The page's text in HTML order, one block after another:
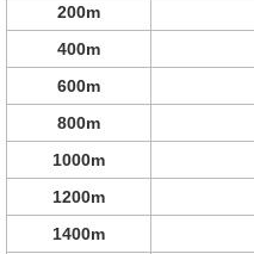
200m
400m
600m
800m
1000m
1200m
1400m